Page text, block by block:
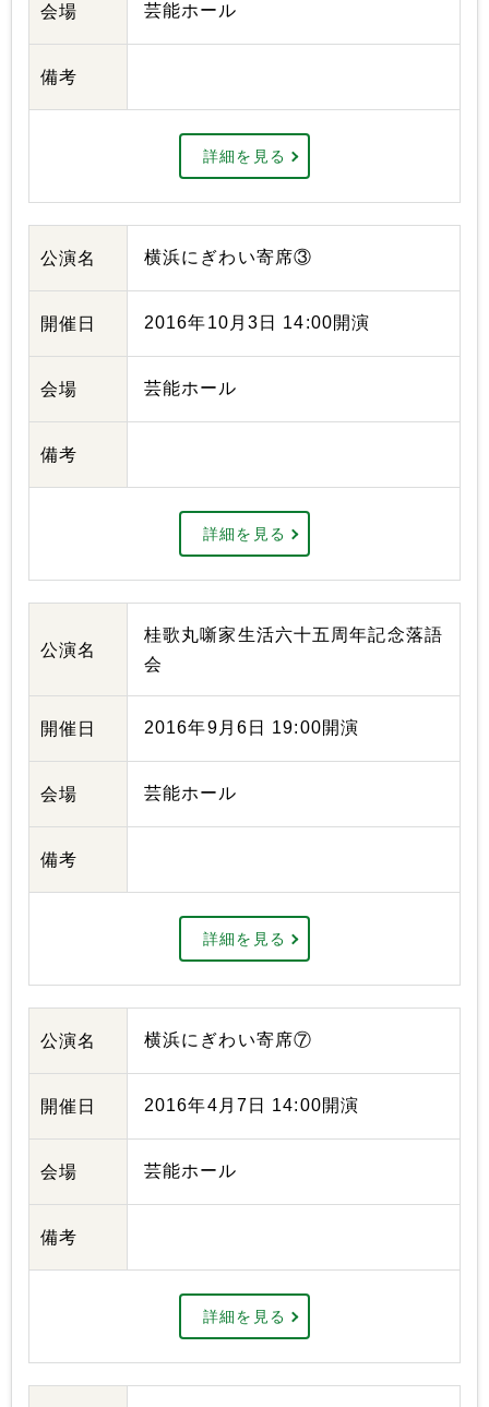
会場 芸能ホール
備考
詳細を見る
公演名 横浜にぎわい寄席③
開催日 2016年10月3日 14:00開演
会場 芸能ホール
備考
詳細を見る
公演名
桂歌丸噺家生活六十五周年記念落語
会
開催日 2016年9月6日 19:00開演
会場 芸能ホール
備考
詳細を見る
公演名 横浜にぎわい寄席⑦
開催日 2016年4月7日 14:00開演
会場 芸能ホール
備考
詳細を見る